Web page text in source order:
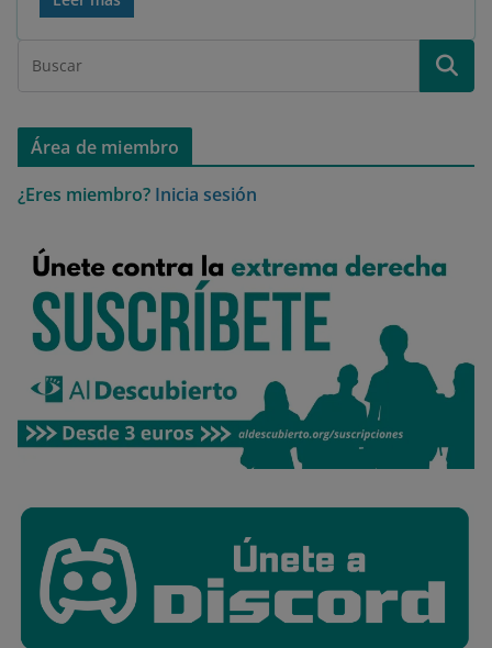
Área de miembro
¿Eres miembro? Inicia sesión